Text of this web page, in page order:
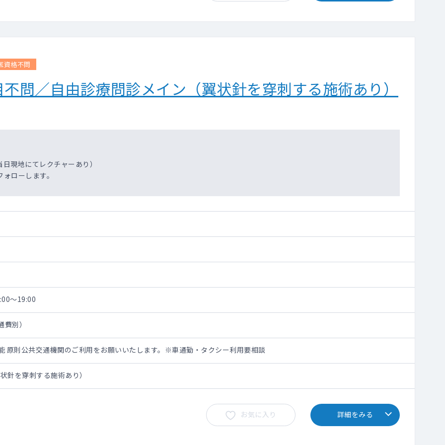
資格不問
問／自由診療問診メイン（翼状針を穿刺する施術あり）
現地にてレクチャーあり）
ローします。
～19:00
別）
原則公共交通機関のご利用をお願いいたします。※車通勤・タクシー利用要相談
針を穿刺する施術あり）
お気に入り 詳細をみる